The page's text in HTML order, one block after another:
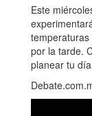
Este
por la tarde.
planear tu